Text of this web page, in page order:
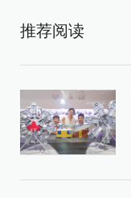
推荐阅读